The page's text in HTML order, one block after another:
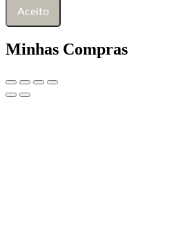
Aceito
Minhas Compras